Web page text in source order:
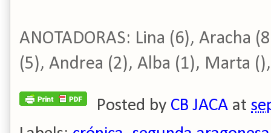
ANOTADORAS: Lina (6), Aracha
(5), Andrea (2), Alba (1), Marta (),
Posted by CB JACA at